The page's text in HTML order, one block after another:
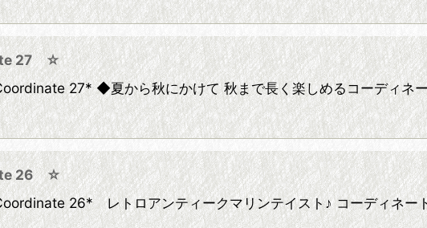
27 ☆
27* ◆夏から秋にかけて 秋まで長く楽しめるコーディネ
26 ☆
26* レトロアンティークマリンテイスト♪ コーディネー